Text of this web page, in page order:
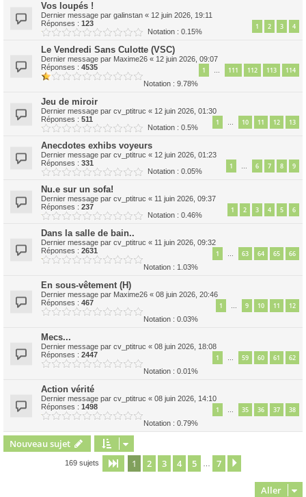
Vos loupés !
Dernier message par galinstan « 12 juin 2026, 19:11
Réponses : 123 1 2 3 4
Notation : 0.15%
Le Vendredi Sans Culotte (VSC)
Dernier message par Maxime26 « 12 juin 2026, 09:07
Réponses : 4535 1 … 111 112 113 114
Notation : 9.78%
Jeu de miroir
Dernier message par cv_ptitruc « 12 juin 2026, 01:30
Réponses : 511 1 … 10 11 12 13
Notation : 0.5%
Anecdotes exhibs voyeurs
Dernier message par cv_ptitruc « 12 juin 2026, 01:23
Réponses : 331 1 … 6 7 8 9
Notation : 0.05%
Nu.e sur un sofa!
Dernier message par cv_ptitruc « 11 juin 2026, 09:37
Réponses : 237 1 2 3 4 5 6
Notation : 0.46%
Dans la salle de bain..
Dernier message par cv_ptitruc « 11 juin 2026, 09:32
Réponses : 2631 1 … 63 64 65 66
Notation : 1.03%
En sous-vêtement (H)
Dernier message par Maxime26 « 08 juin 2026, 20:46
Réponses : 467 1 … 9 10 11 12
Notation : 0.03%
Mecs...
Dernier message par cv_ptitruc « 08 juin 2026, 18:08
Réponses : 2447 1 … 59 60 61 62
Notation : 0.01%
Action vérité
Dernier message par cv_ptitruc « 08 juin 2026, 14:10
Réponses : 1498 1 … 35 36 37 38
Notation : 0.79%
Nouveau sujet
169 sujets Page 1sur7
1 2 3 4 5 7
Aller